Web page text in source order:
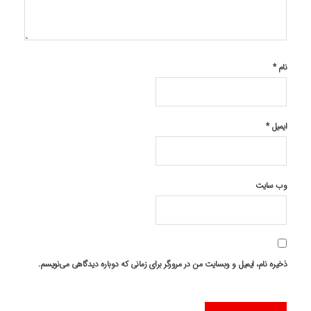
نام*
ایمیل*
وب‌ سایت
ذخیره نام، ایمیل و وبسایت من در مرورگر برای زمانی که دوباره دیدگاهی می‌نویسم.